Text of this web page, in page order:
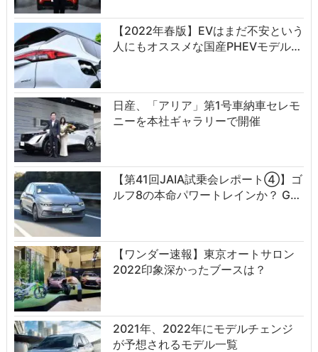
【2022年春版】EVはまだ不安という
人にもオススメな国産PHEVモデル…
日産、「アリア」第1号車納車セレモ
ニーを本社ギャラリーで開催
【第41回JAIA試乗会レポート④】ゴ
ルフ8の本命パワートレインか？ G…
【ワンダー速報】東京オートサロン
2022印象深かったブースは？
2021年、2022年にモデルチェンジ
が予想されるモデル一覧